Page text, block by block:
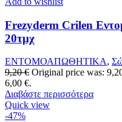
Frezyderm Crilen
20τμχ
ΕΝΤΟΜΟΑΠΩΘΗΤΙΚΑ,
9,20€ Original price was:
6,00 €.
Διαβάστε περισσότερα
Quick view
-47%